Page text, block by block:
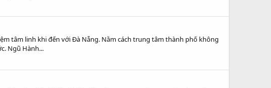
tâm linh khi đến với Đà Nẵng. Nằm cách trung tâm thành phố không
Ngũ Hành...